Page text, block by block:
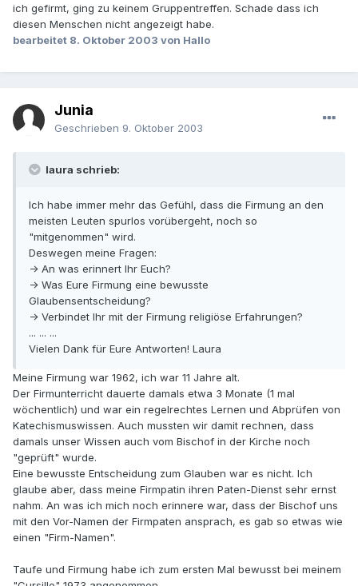
ich gefirmt, ging zu keinem Gruppentreffen. Schade dass ich
diesen Menschen nicht angezeigt habe.
bearbeitet 8. Oktober 2003 von Hallo
Junia
Geschrieben 9. Oktober 2003
laura schrieb:
Ich habe immer mehr das Gefühl, dass die Firmung an den
meisten Leuten spurlos vorübergeht, noch so
"mitgenommen" wird.
Deswegen meine Fragen:
-> An was erinnert Ihr Euch?
-> Was Eure Firmung eine bewusste
Glaubensentscheidung?
-> Verbindet Ihr mit der Firmung religiöse Erfahrungen?
... ... ...
Vielen Dank für Eure Antworten! Laura
Meine Firmung war 1962, ich war 11 Jahre alt.
Der Firmunterricht dauerte damals etwa 3 Monate (1 mal
wöchentlich) und war ein regelrechtes Lernen und Abprüfen von
Katechismuswissen. Auch mussten wir damit rechnen, dass
damals unser Wissen auch vom Bischof in der Kirche noch
"geprüft" wurde.
Eine bewusste Entscheidung zum Glauben war es nicht. Ich
glaube aber, dass meine Firmpatin ihren Paten-Dienst sehr ernst
nahm. An was ich mich noch erinnere war, dass der Bischof uns
mit den Vor-Namen der Firmpaten ansprach, es gab so etwas wie
einen "Firm-Namen".
Taufe und Firmung habe ich zum ersten Mal bewusst bei meinem